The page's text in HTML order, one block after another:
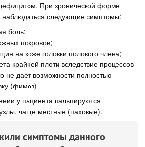
При хронической форме
наблюдаться следующие симптомы:
боль;
покровов;
на коже головки полового члена;
крайней плоти вследствие процессов
не дает возможности полностью
(фимоз).
у пациента пальпируются
чаще местные (паховые).
симптомы данного